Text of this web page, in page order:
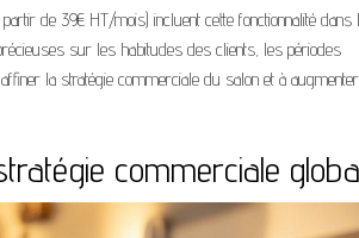
de 39€ HT/mois) incluent cette fonctionnalité
sur les habitudes des clients, les périodes
la stratégie commerciale du salon et à
commerciale